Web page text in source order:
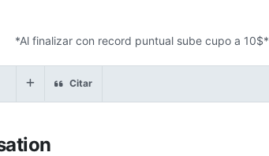
*Al finalizar con record puntual sube cupo a 10$*
Citar